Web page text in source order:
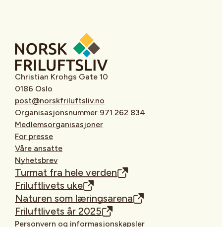
Christian Krohgs Gate 10
0186 Oslo
post@norskfriluftsliv.no
Organisasjonsnummer 971 262 834
Medlemsorganisasjoner
For presse
Våre ansatte
Nyhetsbrev
Turmat fra hele verden
Friluftlivets uke
Naturen som læringsarena
Friluftlivets år 2025
Personvern og informasjonskapsler